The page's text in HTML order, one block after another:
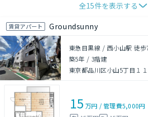
全15件を表示する
賃貸アパート Groundsunny
東急目黒線 / 西小山駅 徒歩
築5年 / 3階建
東京都品川区小山5丁目１
15 万円 /管理費5,000円